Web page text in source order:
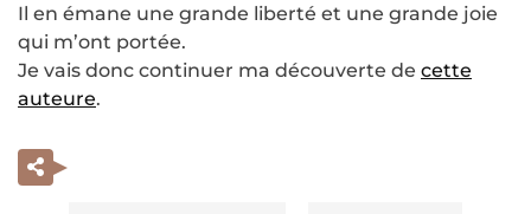
Il en émane une grande liberté et une grande joie
qui m’ont portée.
Je vais donc continuer ma découverte de cette
auteure.